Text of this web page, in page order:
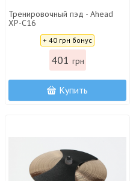
Тренировочный пэд - Ahead
XP-C16
+ 40 грн бонус
401 грн
Купить